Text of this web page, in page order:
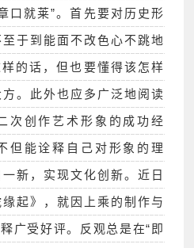
口就莱”。首先要对历史形
于到能面不改色心不跳地
的话，但也要懂得该怎样
。此外也应多广泛地阅读
次创作艺术形象的成功经
但能诠释自己对形象的理
新，实现文化创新。近日
起》，就因上乘的制作与
广受好评。反观总是在“即